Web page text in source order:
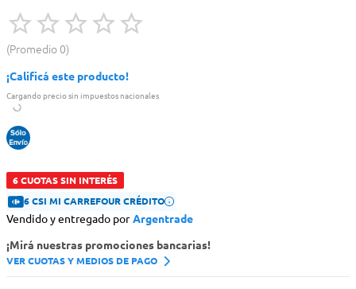
Promedio 0
¡Calificá este producto!
Cargando precio sin impuestos nacionales
6 CUOTAS SIN INTERÉS
6 CSI MI CARREFOUR CRÉDITO
Vendido y entregado por Argentrade
¡Mirá nuestras promociones bancarias!
VER CUOTAS Y MEDIOS DE PAGO